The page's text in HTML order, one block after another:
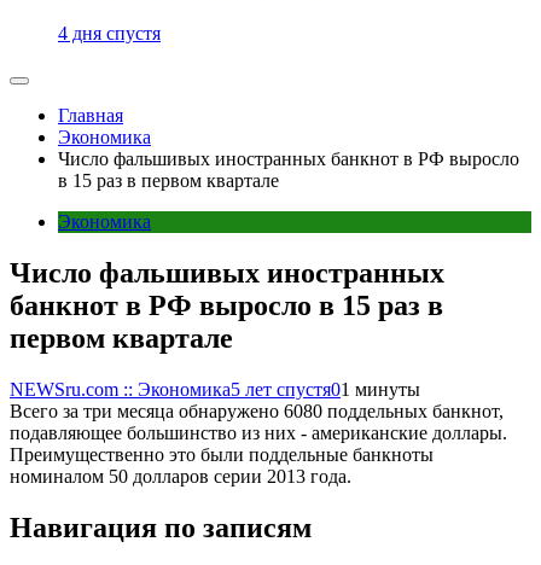
4 дня спустя
Главная
Экономика
Число фальшивых иностранных банкнот в РФ выросло
в 15 раз в первом квартале
Экономика
Число фальшивых иностранных
банкнот в РФ выросло в 15 раз в
первом квартале
NEWSru.com :: Экономика5 лет спустя01 минуты
Всего за три месяца обнаружено 6080 поддельных банкнот,
подавляющее большинство из них - американские доллары.
Преимущественно это были поддельные банкноты
номиналом 50 долларов серии 2013 года.
Навигация по записям